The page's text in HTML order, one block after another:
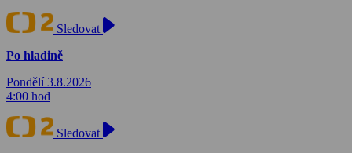
Sledovat
Po hladině
Pondělí 3.8.2026
4:00 hod
Sledovat